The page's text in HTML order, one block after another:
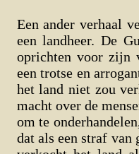
Een ander verhaal
een landheer. De
oprichten voor zijn
een trotse en
het land niet zou
macht over de
om te
dat als een straf